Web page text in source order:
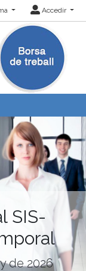
Accedir
SIS-
de 2026